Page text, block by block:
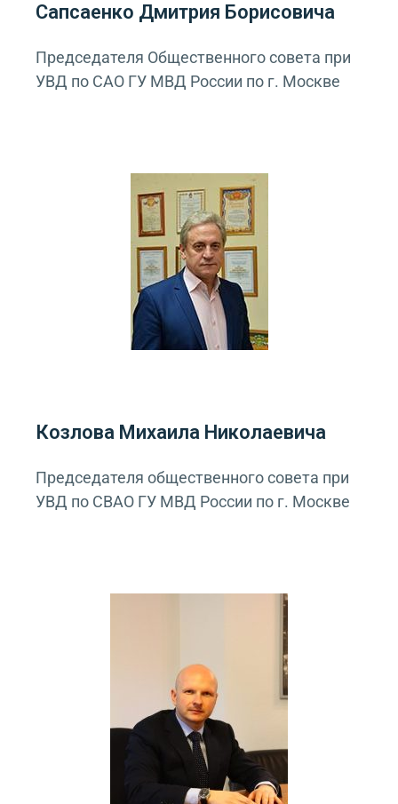
Сапсаенко Дмитрия Борисовича
Председателя Общественного совета при
УВД по САО ГУ МВД России по г. Москве
Козлова Михаила Николаевича
Председателя общественного совета при
УВД по СВАО ГУ МВД России по г. Москве